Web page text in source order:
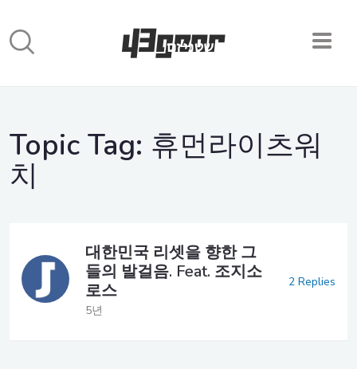
Topic Tag: 휴먼라이츠워
치
대한민국 리셋을 향한 그
들의 발걸음. Feat. 조지소
로스
5년
2 Replies